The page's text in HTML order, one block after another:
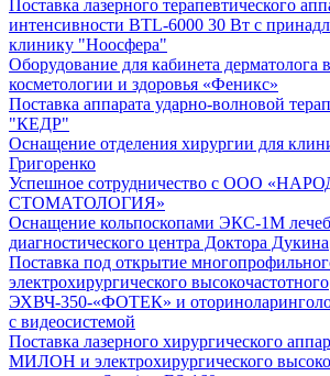
Поставка лазерного терапевтического
интенсивности BTL-6000 30 Вт с
клинику "Ноосфера"
Оборудование для кабинета дерматолога
косметологии и здоровья «Феникс»
Поставка аппарата ударно-волновой
"КЕДР"
Оснащение отделения хирургии для
Григоренко
Успешное сотрудничество с ООО
СТОМАТОЛОГИЯ»
Оснащение кольпоскопами ЭКС-1М
диагностического центра Доктора Дукина
Поставка под открытие
электрохирургического высокочастотного
ЭХВЧ-350-«ФОТЕК» и
с видеосистемой
Поставка лазерного хирургического
МИЛОН и электрохирургического